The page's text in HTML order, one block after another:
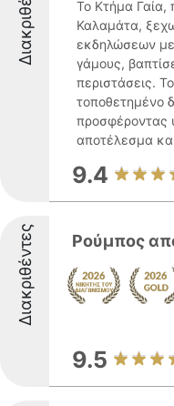
Το Κτήμα Γαία,
Καλαμάτα,
εκδηλώσεων με
γάμους,
περιστάσεις.
τοποθετημένο
προσφέροντας
αποτέλεσμα
9.4
Διακριθέντες Ρούμπος
9.5